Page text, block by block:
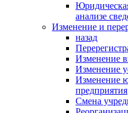
анализе
Изменение и
назад
Изменение
Изменение
Изменение
предприятия
Смена